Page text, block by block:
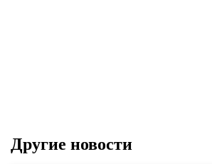
Другие новости